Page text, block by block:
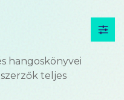
hangoskönyvei
teljes